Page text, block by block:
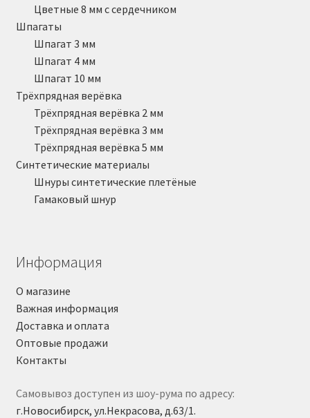
Цветные 8 мм с сердечником
Шпагаты
Шпагат 3 мм
Шпагат 4 мм
Шпагат 10 мм
Трёхпрядная верёвка
Трёхпрядная верёвка 2 мм
Трёхпрядная верёвка 3 мм
Трёхпрядная верёвка 5 мм
Синтетические материалы
Шнуры синтетические плетёные
Гамаковый шнур
Информация
О магазине
Важная информация
Доставка и оплата
Оптовые продажи
Контакты
Самовывоз доступен из шоу-рума по адресу:
г.Новосибирск, ул.Некрасова, д.63/1.